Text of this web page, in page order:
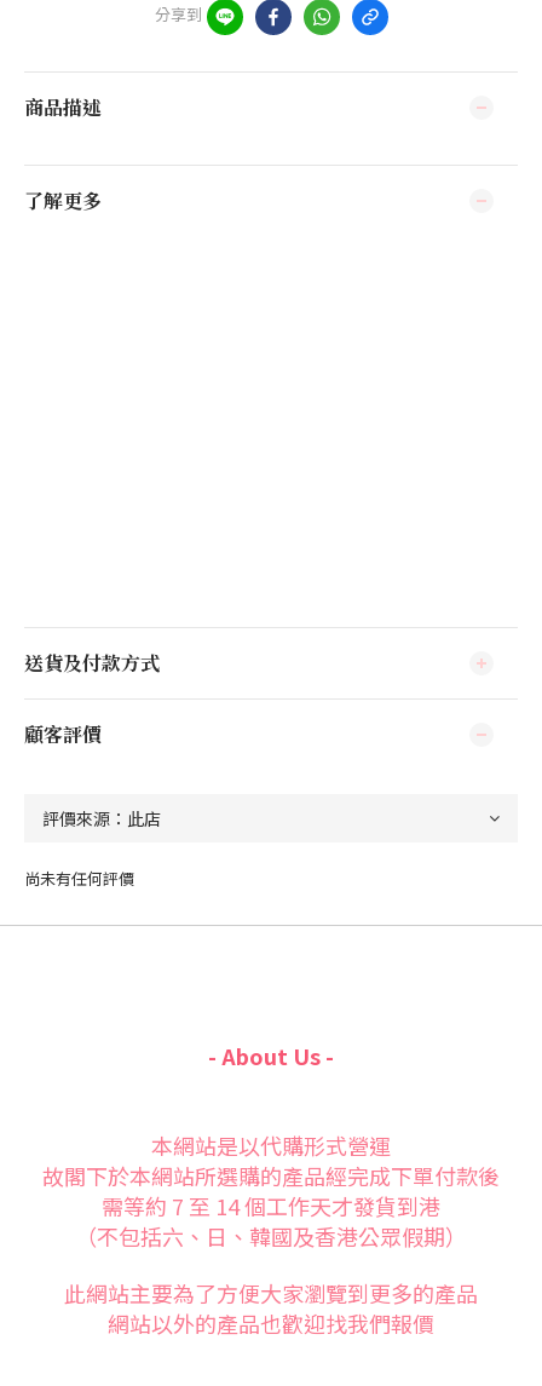
分享到
商品描述
了解更多
送貨及付款方式
顧客評價
尚未有任何評價
- About Us -
本網站是以代購形式營運
故閣下於本網站所選購的產品經完成下單付款後
需等約 7 至 14 個工作天才發貨到港
（不包括六、日、韓國及香港公眾假期）
此網站主要為了方便大家瀏覽到更多的產品
網站以外的產品也歡迎找我們報價